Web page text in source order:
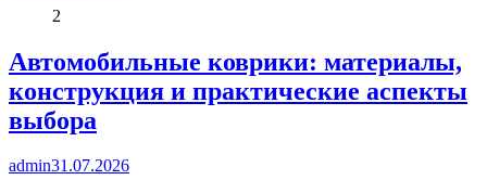
2
Автомобильные коврики: материалы,
конструкция и практические аспекты
выбора
admin31.07.2026